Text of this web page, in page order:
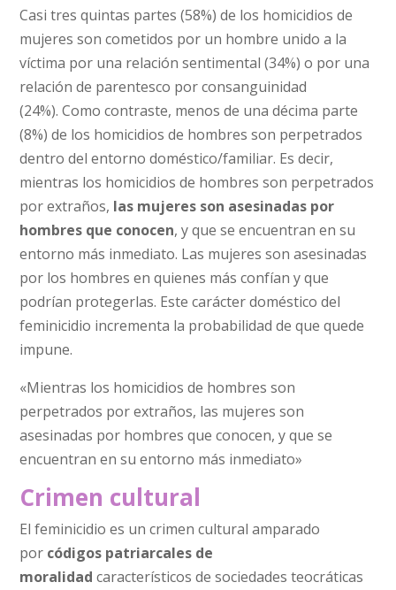
Casi tres quintas partes (58%) de los homicidios de
mujeres son cometidos por un hombre unido a la
víctima por una relación sentimental (34%) o por una
relación de parentesco por consanguinidad
(24%). Como contraste, menos de una décima parte
(8%) de los homicidios de hombres son perpetrados
dentro del entorno doméstico/familiar. Es decir,
mientras los homicidios de hombres son perpetrados
por extraños, las mujeres son asesinadas por
hombres que conocen, y que se encuentran en su
entorno más inmediato. Las mujeres son asesinadas
por los hombres en quienes más confían y que
podrían protegerlas. Este carácter doméstico del
feminicidio incrementa la probabilidad de que quede
impune.
«Mientras los homicidios de hombres son
perpetrados por extraños, las mujeres son
asesinadas por hombres que conocen, y que se
encuentran en su entorno más inmediato»
Crimen cultural
El feminicidio es un crimen cultural amparado
por códigos patriarcales de
moralidad característicos de sociedades teocráticas